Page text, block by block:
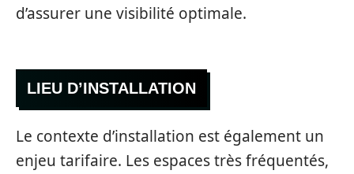
d’assurer une visibilité optimale.
LIEU D’INSTALLATION
Le contexte d’installation est également un
enjeu tarifaire. Les espaces très fréquentés,